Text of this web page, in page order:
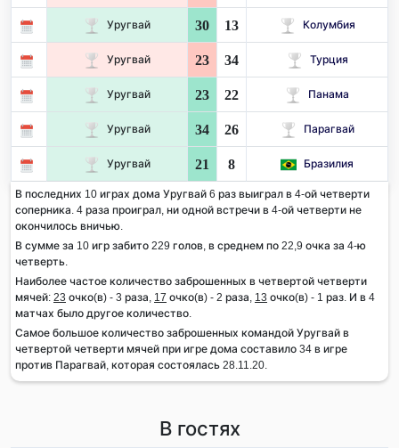
Уругвай 30 13 Колумбия
Уругвай 23 34 Турция
Уругвай 23 22 Панама
Уругвай 34 26 Парагвай
Уругвай 21 8 Бразилия
В последних 10 играх дома Уругвай 6 раз выиграл в 4-ой четверти
соперника. 4 раза проиграл, ни одной встречи в 4-ой четверти не
окончилось вничью.
В сумме за 10 игр забито 229 голов, в среднем по 22,9 очка за 4-ю
четверть.
Наиболее частое количество заброшенных в четвертой четверти
мячей: 23 очко(в) - 3 раза, 17 очко(в) - 2 раза, 13 очко(в) - 1 раз. И в 4
матчах было другое количество.
Самое большое количество заброшенных командой Уругвай в
четвертой четверти мячей при игре дома составило 34 в игре
против Парагвай, которая состоялась 28.11.20.
В гостях